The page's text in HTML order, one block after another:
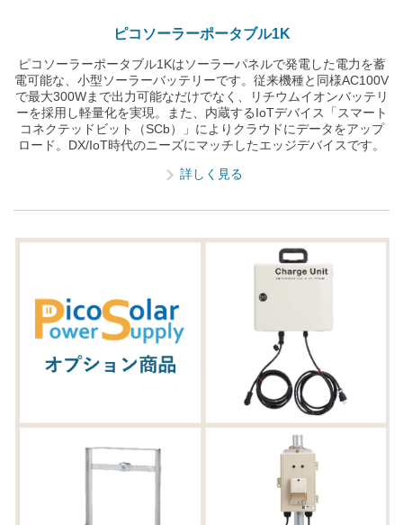
ピコソーラーポータブル1K
ピコソーラーポータブル1Kはソーラーパネルで発電した電力を蓄
電可能な、小型ソーラーバッテリーです。従来機種と同様AC100V
で最大300Wまで出力可能なだけでなく、リチウムイオンバッテリ
ーを採用し軽量化を実現。また、内蔵するIoTデバイス「スマート
コネクテッドビット（SCb）」によりクラウドにデータをアップ
ロード。DX/IoT時代のニーズにマッチしたエッジデバイスです。
詳しく見る